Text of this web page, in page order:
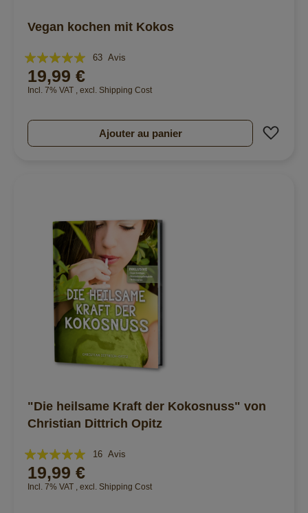
Vegan kochen mit Kokos
Évaluation:
95%
63 Avis
19,99 €
Incl. 7% VAT , excl. Shipping Cost
Ajouter au panier
"Die heilsame Kraft der Kokosnuss" von
Christian Dittrich Opitz
Évaluation:
96%
16 Avis
19,99 €
Incl. 7% VAT excl. Shipping Cost